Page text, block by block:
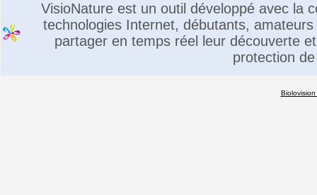
VisioNature est un outil développé avec la
technologies Internet, débutants,
partager en temps réel leur découverte
protection
Biolovision